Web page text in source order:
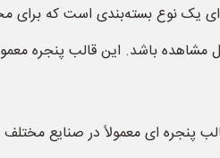
ای یک نوع بسته‌بندی است که
باشد. این قالب پنجره
پنجره ای معمولاً در صنایع